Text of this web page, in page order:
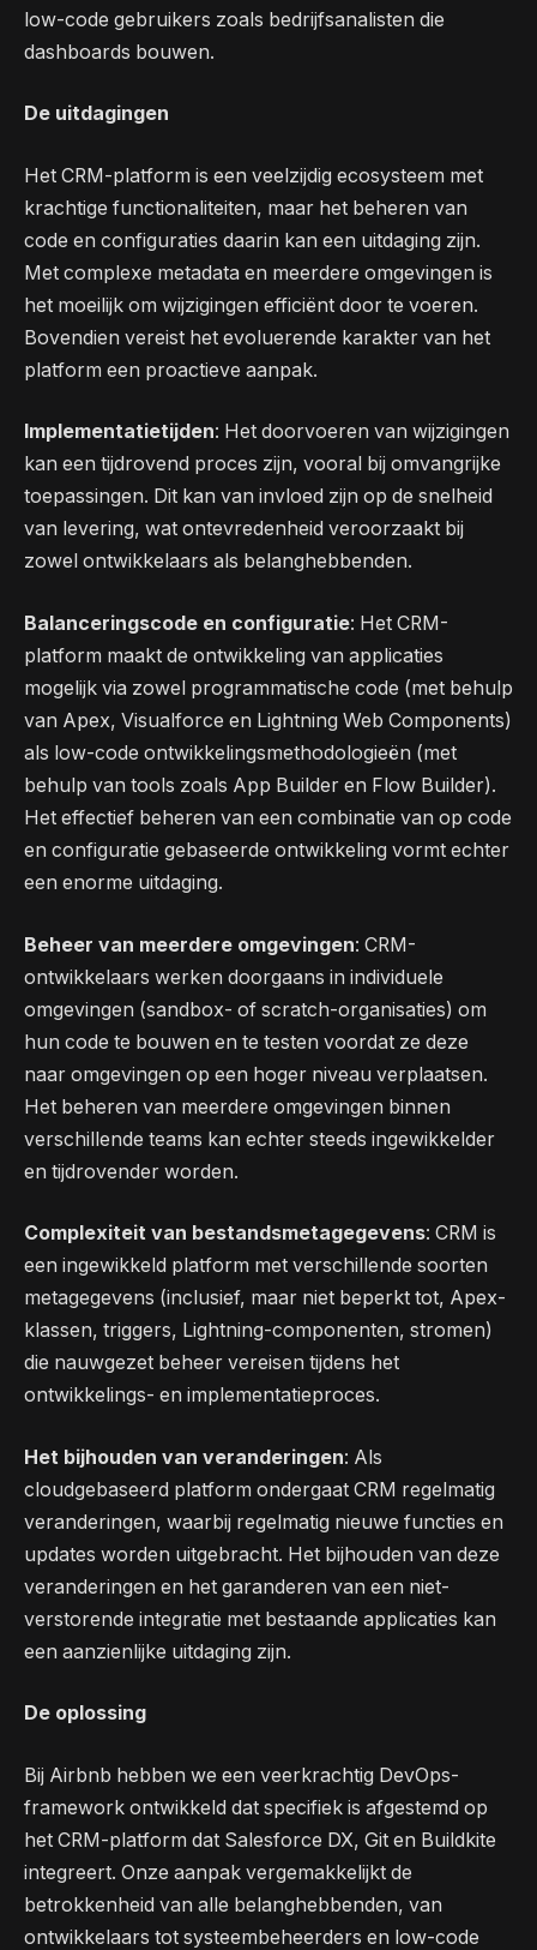
low-code gebruikers zoals bedrijfsanalisten die
dashboards bouwen.
De uitdagingen
Het CRM-platform is een veelzijdig ecosysteem met
krachtige functionaliteiten, maar het beheren van
code en configuraties daarin kan een uitdaging zijn.
Met complexe metadata en meerdere omgevingen is
het moeilijk om wijzigingen efficiënt door te voeren.
Bovendien vereist het evoluerende karakter van het
platform een ​​proactieve aanpak.
Implementatietijden: Het doorvoeren van wijzigingen
kan een tijdrovend proces zijn, vooral bij omvangrijke
toepassingen. Dit kan van invloed zijn op de snelheid
van levering, wat ontevredenheid veroorzaakt bij
zowel ontwikkelaars als belanghebbenden.
Balanceringscode en configuratie: Het CRM-
platform maakt de ontwikkeling van applicaties
mogelijk via zowel programmatische code (met behulp
van Apex, Visualforce en Lightning Web Components)
als low-code ontwikkelingsmethodologieën (met
behulp van tools zoals App Builder en Flow Builder).
Het effectief beheren van een combinatie van op code
en configuratie gebaseerde ontwikkeling vormt echter
een enorme uitdaging.
Beheer van meerdere omgevingen: CRM-
ontwikkelaars werken doorgaans in individuele
omgevingen (sandbox- of scratch-organisaties) om
hun code te bouwen en te testen voordat ze deze
naar omgevingen op een hoger niveau verplaatsen.
Het beheren van meerdere omgevingen binnen
verschillende teams kan echter steeds ingewikkelder
en tijdrovender worden.
Complexiteit van bestandsmetagegevens: CRM is
een ingewikkeld platform met verschillende soorten
metagegevens (inclusief, maar niet beperkt tot, Apex-
klassen, triggers, Lightning-componenten, stromen)
die nauwgezet beheer vereisen tijdens het
ontwikkelings- en implementatieproces.
Het bijhouden van veranderingen: Als
cloudgebaseerd platform ondergaat CRM regelmatig
veranderingen, waarbij regelmatig nieuwe functies en
updates worden uitgebracht. Het bijhouden van deze
veranderingen en het garanderen van een niet-
verstorende integratie met bestaande applicaties kan
een aanzienlijke uitdaging zijn.
De oplossing
Bij Airbnb hebben we een veerkrachtig DevOps-
framework ontwikkeld dat specifiek is afgestemd op
het CRM-platform dat Salesforce DX, Git en Buildkite
integreert. Onze aanpak vergemakkelijkt de
betrokkenheid van alle belanghebbenden, van
ontwikkelaars tot systeembeheerders en low-code